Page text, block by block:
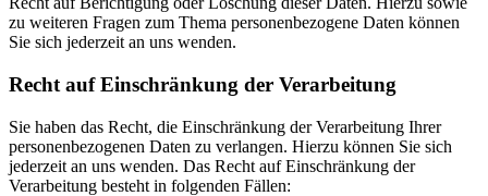
zu weiteren Fragen zum Thema personenbezogene Daten können
Sie sich jederzeit an uns wenden.
Recht auf Einschränkung der Verarbeitung
Sie haben das Recht, die Einschränkung der Verarbeitung Ihrer
personenbezogenen Daten zu verlangen. Hierzu können Sie sich
jederzeit an uns wenden. Das Recht auf Einschränkung der
Verarbeitung besteht in folgenden Fällen: